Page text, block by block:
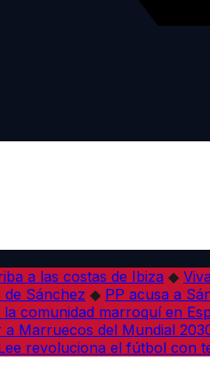
a las costas de Ibiza ◆
Sánchez ◆ PP acusa a
la comunidad marroquí en
Marruecos del Mundial
revoluciona el fútbol con